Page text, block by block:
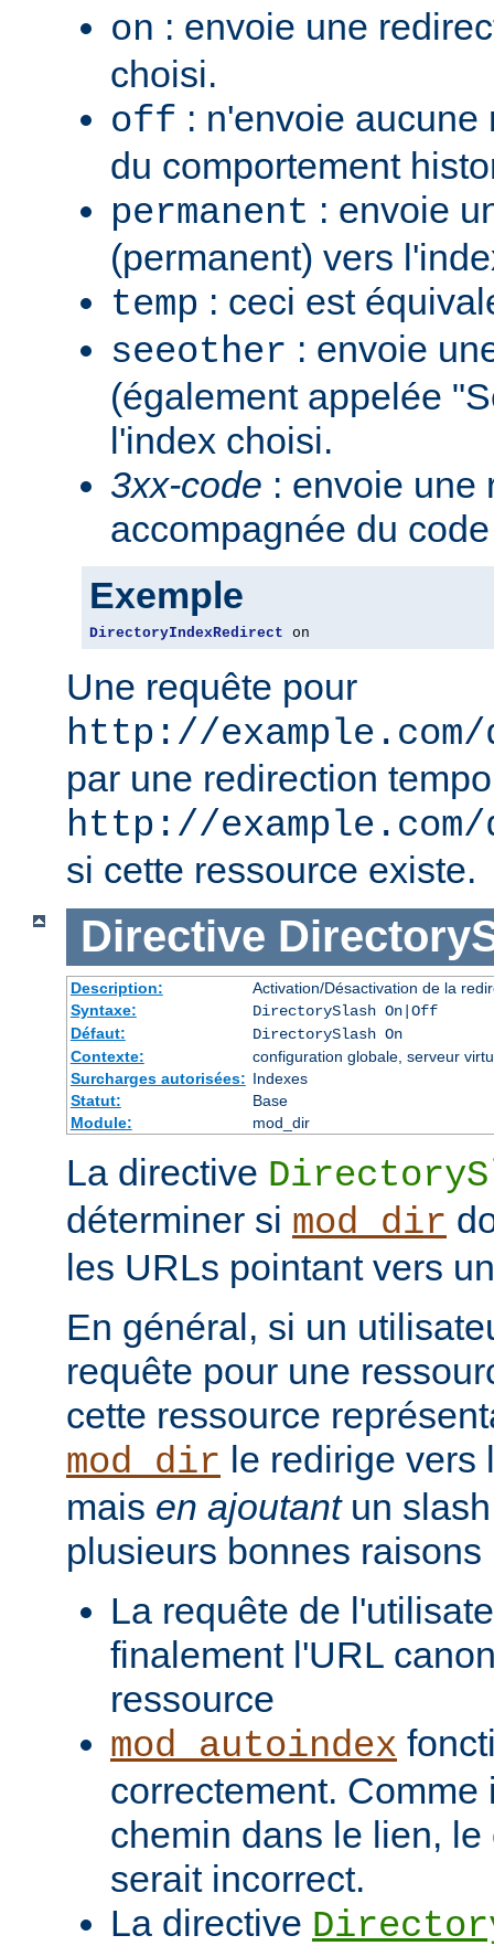
on : envoie une
choisi.
off : n'envoie
du comportement
permanent : envoie
(permanent) vers
temp : ceci est
seeother : envoie
(également appelée
l'index choisi.
3xx-code : envoie une
accompagnée du
Exemple
DirectoryIndexRedirect on
Une requête pour
http://example.com/
par une redirection
http://
si cette ressource existe.
Directive
Description:
Activation/Désactivation de la
Syntaxe:
DirectorySlash On|Off
Défaut:
DirectorySlash On
Contexte:
configuration globale, serveur
Surcharges autorisées: Indexes
Statut:
Base
Module:
mod_dir
La directive
déterminer si mod_dir
les URLs pointant vers
En général, si un
requête pour une
cette ressource
mod_dir le redirige vers
mais en ajoutantun slash
plusieurs bonnes raisons
La requête de
finalement l'URL
ressource
mod_autoindex
correctement.
chemin dans le lien,
serait incorrect.
La directive